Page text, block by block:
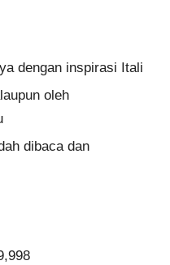
dengan inspirasi Itali
oleh
dibaca dan